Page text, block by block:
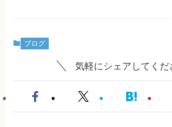
ブログ
気軽にシェアしてくだ